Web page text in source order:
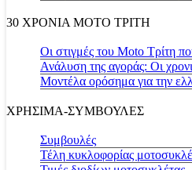
30 ΧΡΟΝΙΑ MOTO ΤΡΙΤΗ
Οι στιγμές του Moto Τρίτη
Ανάλυση της αγοράς: Οι
Μοντέλα ορόσημα για την
ΧΡΗΣΙΜΑ-ΣΥΜΒΟΥΛΕΣ
Συμβουλές
Τέλη κυκλοφορίας